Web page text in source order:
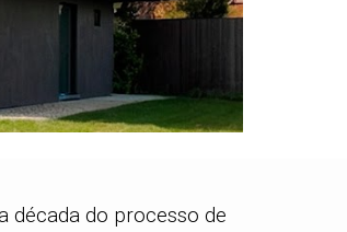
década do processo de